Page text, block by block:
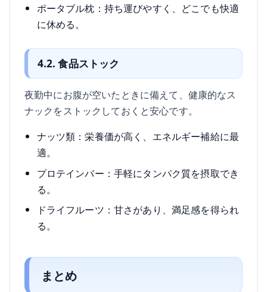
ポータブル枕：持ち運びやすく、どこでも快適
に休める。
4.2. 食品ストック
夜勤中にお腹が空いたときに備えて、健康的なス
ナックをストックしておくと安心です。
ナッツ類：栄養価が高く、エネルギー補給に最
適。
プロテインバー：手軽にタンパク質を摂取でき
る。
ドライフルーツ：甘さがあり、満足感を得られ
る。
まとめ